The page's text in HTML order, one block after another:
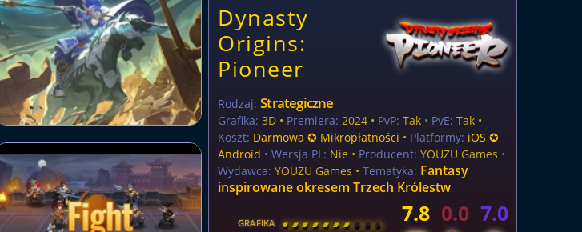
Dynasty
Origins:
Pioneer
Rodzaj: Strategiczne
Grafika: 3D • Premiera: 2024 • PvP: Tak • PvE: Tak •
Koszt: Darmowa ✪ Mikropłatności • Platformy: iOS ✪
Android • Wersja PL: Nie • Producent: YOUZU Games •
Wydawca: YOUZU Games •Tematyka: Fantasy
inspirowane okresem Trzech Królestw
GRAFIKA [ \ \ \ \ \ \ \ \ ] 7.8 0.0 7.0